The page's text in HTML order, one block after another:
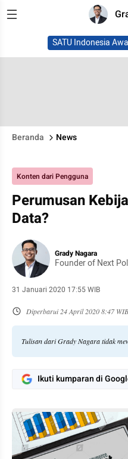
SATU Indonesia
Beranda News
Konten dari Pengguna
Perumusan
Data?
Grady Nagara
Founder of Next
31 Januari 2020 17:55 WIB
Diperbarui24 April 2020 8:47 WIB
Tulisan dari Grady Nagara tidak
Ikuti kumparan di